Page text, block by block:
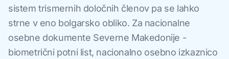
sistem trismernih določnih členov pa se lahko
strne v eno bolgarsko obliko. Za nacionalne
osebne dokumente Severne Makedonije -
biometrični potni list, nacionalno osebno izkaznico